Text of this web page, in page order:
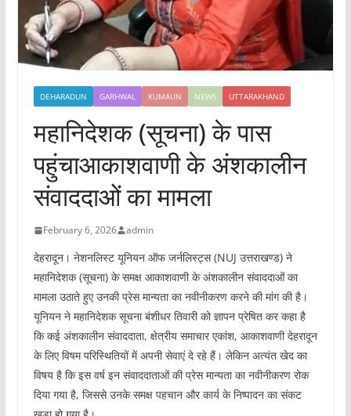
DEHARADUN GARHWAL KUMAUN NEWS UTTARAKHAND
महानिदेशक (सूचना) के पास
पहुंचाआकाशवाणी के अंशकालीन
संवाददाओं का मामला
February 6, 2026 admin
देहरादून। नेशनलिस्ट यूनियन ऑफ जर्नलिस्ट्स (NUJ उत्तराखण्ड) ने
महानिदेशक (सूचना) के समक्ष आकाशवाणी के अंशकालीन संवाददाओं का
मामला उठाते हुए उनकी प्रेस मान्यता का नवीनीकरण करने की मांग की है।
यूनियन ने महानिदेशक सूचना बंशीधर तिवारी को ज्ञापन प्रेषित कर कहा है
कि कई अंशकालीन संवाददाता, क्षेत्रीय समाचार एकांश, आकाशवाणी देहरादून
के लिए विषम परिस्थितियों में अपनी सेवाएं दे रहे हैं। लेकिन अत्यंत खेद का
विषय है कि इस वर्ष इन संवाददाताओं की प्रेस मान्यता का नवीनीकरण रोक
दिया गया है, जिससे उनके समक्ष पहचान और कार्य के निष्पादन का संकट